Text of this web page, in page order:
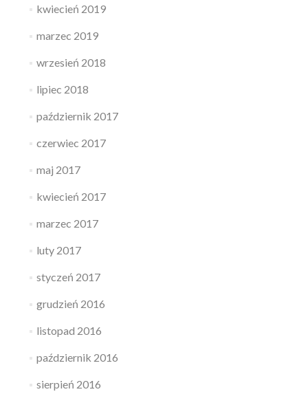
kwiecień 2019
marzec 2019
wrzesień 2018
lipiec 2018
październik 2017
czerwiec 2017
maj 2017
kwiecień 2017
marzec 2017
luty 2017
styczeń 2017
grudzień 2016
listopad 2016
październik 2016
sierpień 2016